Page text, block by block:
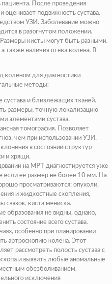
После проведения
оценивает подвижность сустава.
УЗИ. Заболевание можно
в разогнутом положении.
Размеры кисты могут быть разными.
также наличия отека колена. В
коленом для диагностики
методы:
сустава и близлежащих тканей.
размеры, точную локализацию
элементами сустава.
томография. Позволяет
чем при использовании УЗИ.
в состоянии структур
и хрящи.
на МРТ диагностируется уже
если ее размер не более 10 мм. На
просматриваются: опухоли,
и жидкостные скопления,
связок, киста мениска.
образования не видны, однако,
состояние всего сустава.
особенно при планировании
артроскопию колена. Этот
рассмотреть полость сустава с
и выявить любые аномальные
обезболиванием.
исключения